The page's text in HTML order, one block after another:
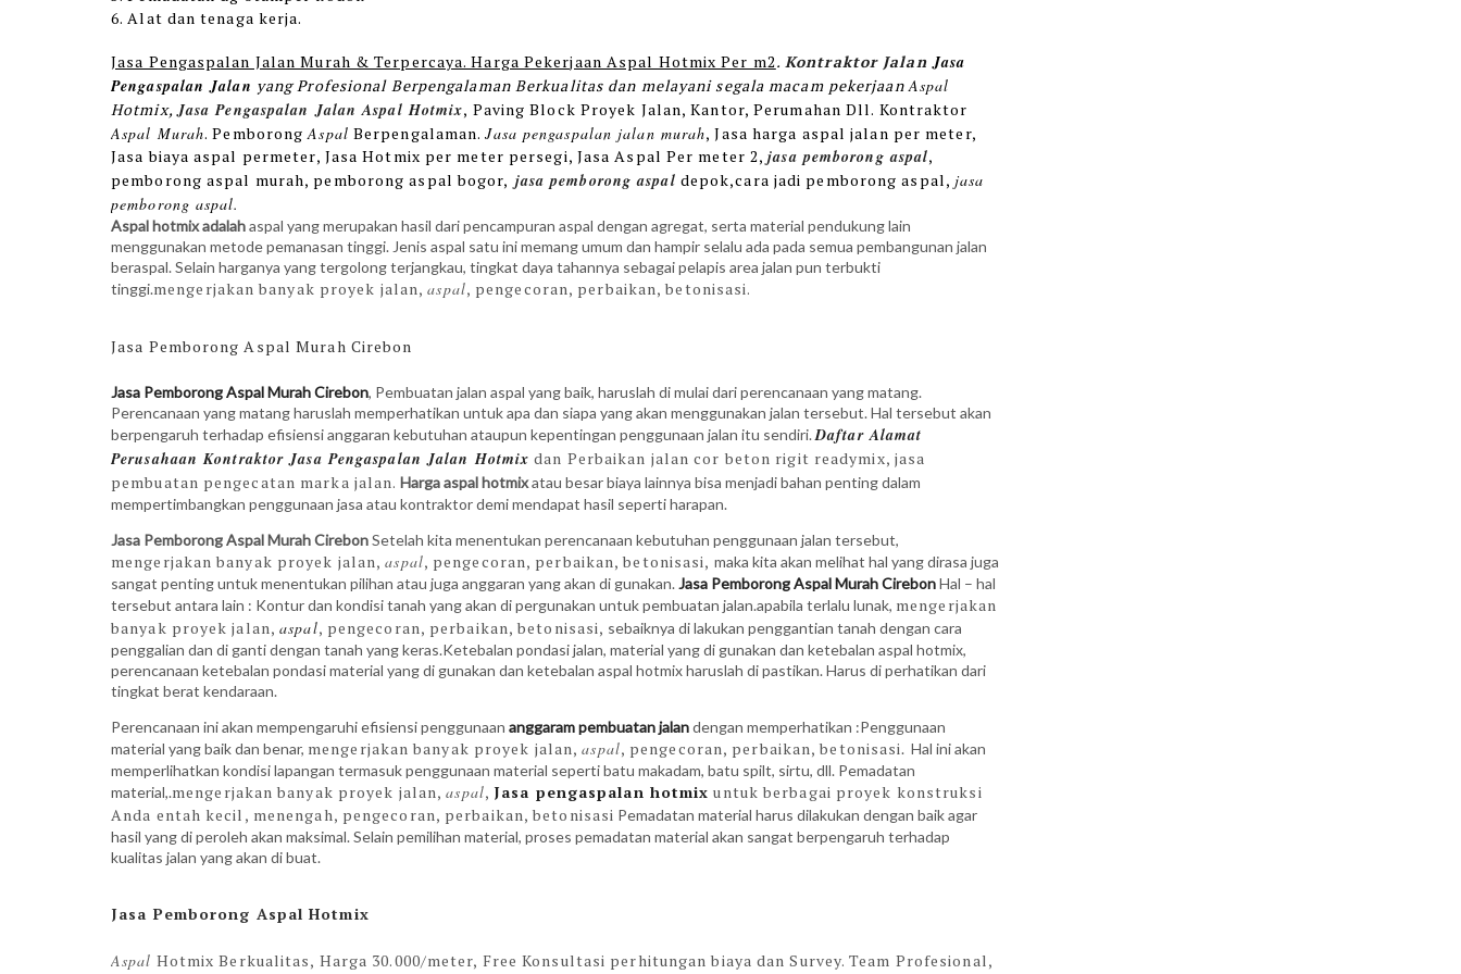
6. Alat dan tenaga kerja.
Jasa Pengaspalan Jalan Murah & Terpercaya. Harga Pekerjaan Aspal Hotmix Per m2.Kontraktor Jalan Jasa
Pengaspalan Jalan yang Profesional Berpengalaman Berkualitas dan melayani segala macam pekerjaanAspal
Hotmix,Jasa Pengaspalan Jalan Aspal Hotmix, Paving Block Proyek Jalan, Kantor, Perumahan Dll. Kontraktor
Aspal Murah. PemborongAspal Berpengalaman.Jasa pengaspalan jalan murah, Jasa harga aspal jalan per meter,
Jasa biaya aspal permeter, Jasa Hotmix per meter persegi, Jasa Aspal Per meter 2,jasa pemborong aspal,
pemborong aspal murah, pemborong aspal bogor, jasa pemborong aspal depok,cara jadi pemborong aspal, jasa
pemborong aspal.
Aspal hotmix adalahaspal yang merupakan hasil dari pencampuran aspal dengan agregat, serta material pendukung lain
menggunakan metode pemanasan tinggi. Jenis aspal satu ini memang umum dan hampir selalu ada pada semua pembangunan jalan
beraspal. Selain harganya yang tergolong terjangkau, tingkat daya tahannya sebagai pelapis area jalan pun terbukti
tinggi.mengerjakan banyak proyek jalan,aspal, pengecoran, perbaikan, betonisasi.
Jasa Pemborong Aspal Murah Cirebon
Jasa Pemborong Aspal Murah Cirebon, Pembuatan jalan aspal yang baik, haruslah di mulai dari perencanaan yang matang.
Perencanaan yang matang haruslah memperhatikan untuk apa dan siapa yang akan menggunakan jalan tersebut. Hal tersebut akan
berpengaruh terhadap efisiensi anggaran kebutuhan ataupun kepentingan penggunaan jalan itu sendiri.Daftar Alamat
PerusahaanKontraktor JasaPengaspalan Jalan Hotmix dan Perbaikan jalan cor beton rigit readymix, jasa
pembuatan pengecatan marka jalan. Harga aspal hotmixatau besar biaya lainnya bisa menjadi bahan penting dalam
mempertimbangkan penggunaan jasa atau kontraktor demi mendapat hasil seperti harapan.
Jasa Pemborong Aspal Murah CirebonSetelah kita menentukan perencanaan kebutuhan penggunaan jalan tersebut,
mengerjakan banyak proyek jalan,aspal, pengecoran, perbaikan, betonisasi, maka kita akan melihat hal yang dirasa juga
sangat penting untuk menentukan pilihan atau juga anggaran yang akan di gunakan.Jasa Pemborong Aspal Murah CirebonHal – hal
tersebut antara lain : Kontur dan kondisi tanah yang akan di pergunakan untuk pembuatan jalan.apabila terlalu lunak, mengerjakan
banyak proyek jalan,aspal, pengecoran, perbaikan, betonisasi, sebaiknya di lakukan penggantian tanah dengan cara
penggalian dan di ganti dengan tanah yang keras.Ketebalan pondasi jalan, material yang di gunakan dan ketebalan aspal hotmix,
perencanaan ketebalan pondasi material yang di gunakan dan ketebalan aspal hotmix haruslah di pastikan. Harus di perhatikan dari
tingkat berat kendaraan.
Perencanaan ini akan mempengaruhi efisiensi penggunaan anggaram pembuatan jalandengan memperhatikan :Penggunaan
material yang baik dan benar, mengerjakan banyak proyek jalan,aspal, pengecoran, perbaikan, betonisasi. Hal ini akan
memperlihatkan kondisi lapangan termasuk penggunaan material seperti batu makadam, batu spilt, sirtu, dll. Pemadatan
material,.mengerjakan banyak proyek jalan,aspal, Jasa pengaspalan hotmix untuk berbagai proyek konstruksi
Anda entah kecil, menengah, pengecoran, perbaikan, betonisasi Pemadatan material harus dilakukan dengan baik agar
hasil yang di peroleh akan maksimal. Selain pemilihan material, proses pemadatan material akan sangat berpengaruh terhadap
kualitas jalan yang akan di buat.
Jasa Pemborong Aspal Hotmix
Aspal Hotmix Berkualitas, Harga 30.000/meter, Free Konsultasi perhitungan biaya dan Survey. Team Profesional,